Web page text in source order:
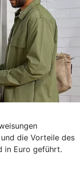
die Vorteile des
in Euro geführt.